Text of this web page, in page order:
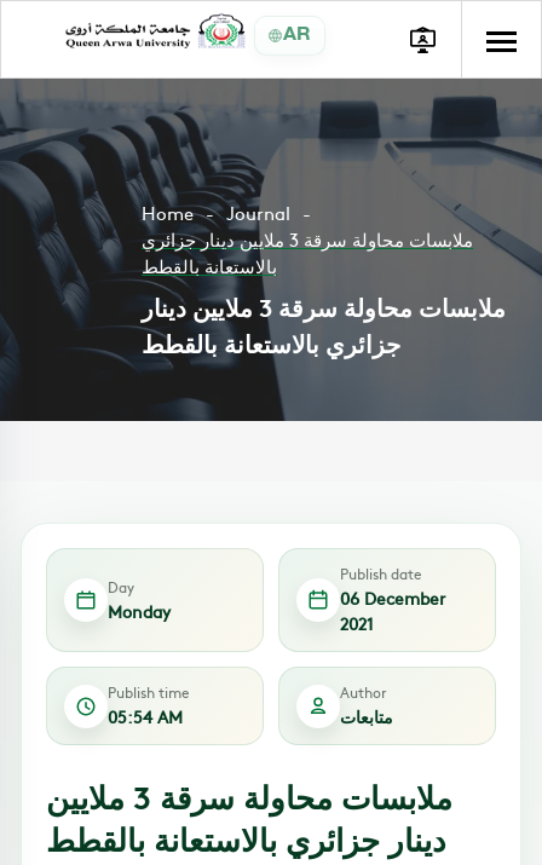
AR
Home
Journal
ملابسات محاولة سرقة 3 ملايين دينار جزائري
بالاستعانة بالقطط
ملابسات محاولة سرقة 3 ملايين دينار
جزائري بالاستعانة بالقطط
Day
Monday
Publish date
06 December
2021
Publish time
05:54 AM
Author
متابعات
ملابسات محاولة سرقة 3 ملايين
دينار جزائري بالاستعانة بالقطط